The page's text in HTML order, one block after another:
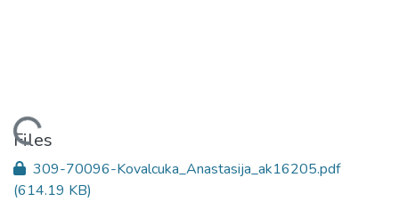
Loading...
Files
309-70096-Kovalcuka_Anastasija_ak16205.pdf
(614.19 KB)